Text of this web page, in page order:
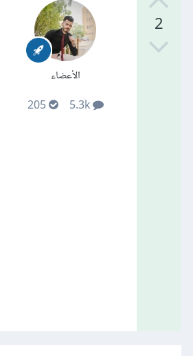
2
الأعضاء
5.3k
205